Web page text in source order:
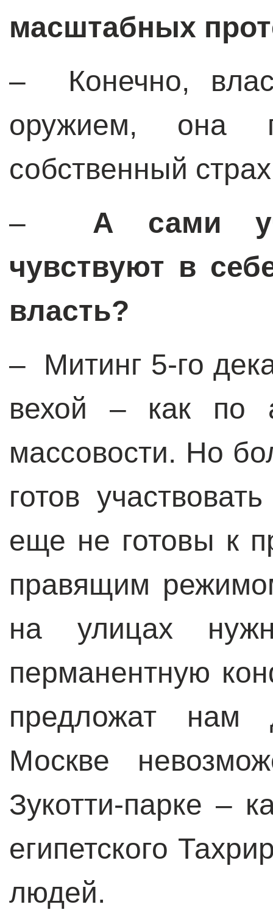
масштабных
– Конечно,
оружием, она
собственный
– А сами
чувствуют в
власть?
– Митинг 5-го
вехой – как по
массовости. Но
готов
еще не готовы к
правящим
на улицах
перманентную
предложат нам
Москве
Зукотти-парке –
египетского
людей.